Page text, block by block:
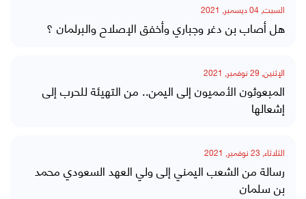
السبت, 04 ديسمبر, 2021
هل أصاب بن دغر وجباري وأخفق الإصلاح والبرلمان ؟
الإثنين, 29 نوفمبر, 2021
المبعوثون الأمميون إلى اليمن.. من التهيئة للحرب إلى
إشعالها
الثلاثاء, 23 نوفمبر, 2021
رسالة من الشعب اليمني إلى ولي العهد السعودي محمد
بن سلمان